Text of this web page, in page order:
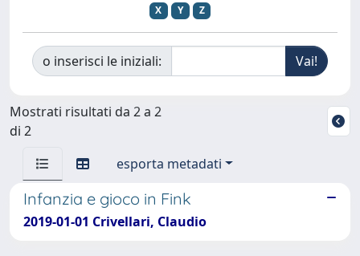
X
Y Z
o inserisci le iniziali:
Mostrati risultati da 2 a 2
di 2
esporta metadati
Infanzia e gioco in Fink
2019-01-01 Crivellari, Claudio